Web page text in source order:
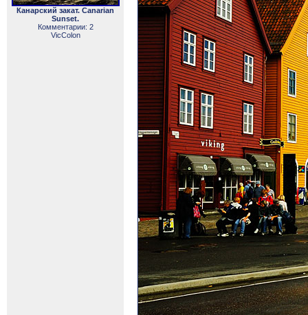
Канарский закат. Canarian
Sunset.
Комментарии: 2
VicColon